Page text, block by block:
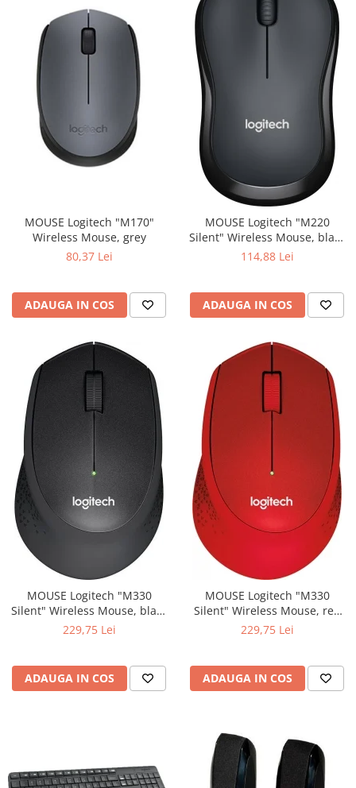
MOUSE Logitech "M170"
Wireless Mouse, grey
80,37 Lei
ADAUGA IN COS
MOUSE Logitech "M220
Silent" Wireless Mouse, black
"910-004878" (include timbru114,88 Lei
ADAUGA IN COS
MOUSE Logitech "M330
Silent" Wireless Mouse, black
"910-004909" (include timbru229,75 Lei
ADAUGA IN COS
MOUSE Logitech "M330
Silent" Wireless Mouse, red
"910-004911" (include timbru229,75 Lei
ADAUGA IN COS